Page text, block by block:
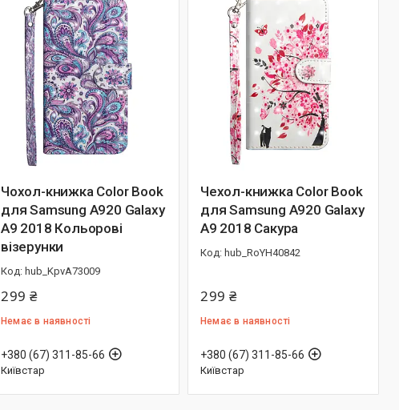
Чохол-книжка Color Book
для Samsung A920 Galaxy
A9 2018 Кольорові
візерунки
hub_KpvA73009
299 ₴
Немає в наявності
+380 (67) 311-85-66
Київстар
Чехол-книжка Color Book
для Samsung A920 Galaxy
A9 2018 Сакура
hub_RoYH40842
299 ₴
Немає в наявності
+380 (67) 311-85-66
Київстар